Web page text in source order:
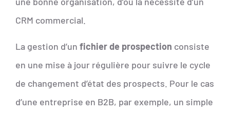
CRM commercial.
La gestion d’un fichier de prospection consiste
en une mise à jour régulière pour suivre le cycle
de changement d’état des prospects. Pour le cas
d’une entreprise en B2B, par exemple, un simple